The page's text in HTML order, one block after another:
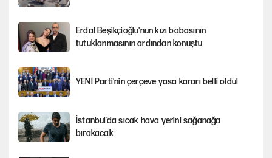
Erdal Beşikçioğlu'nun kızı babasının
tutuklanmasının ardından konuştu
YENİ Parti'nin çerçeve yasa kararı belli oldu!
İstanbul’da sıcak hava yerini sağanağa
bırakacak